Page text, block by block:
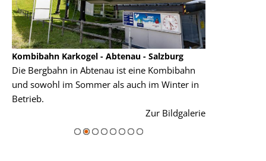
Kombibahn Karkogel - Abtenau - Salzburg
Die Bergbahn in Abtenau ist eine Kombibahn
und sowohl im Sommer als auch im Winter in
Betrieb.
Zur Bildgalerie